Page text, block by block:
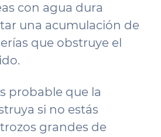
con agua dura
una acumulación de
que obstruye el
probable que la
si no estás
grandes de